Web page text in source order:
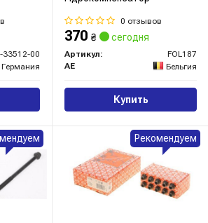
33512-00
Германия
0 отзывов
370 ₴ сегодня
Артикул:
FOL187
AE
Бельгия
Купить
Рекомендуем